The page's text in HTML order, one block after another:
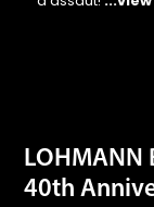
LOHMANN
40th